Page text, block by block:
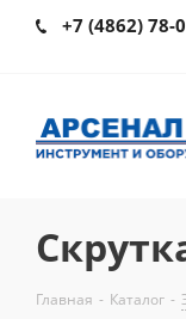
+7 (4862) 78-
Главная - Каталог -